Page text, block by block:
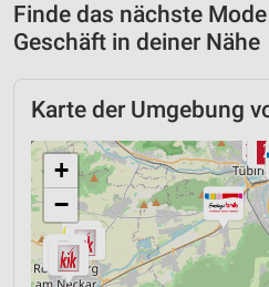
Finde das nächste
Geschäft in deiner Nähe
Karte der Umgebung
+
−